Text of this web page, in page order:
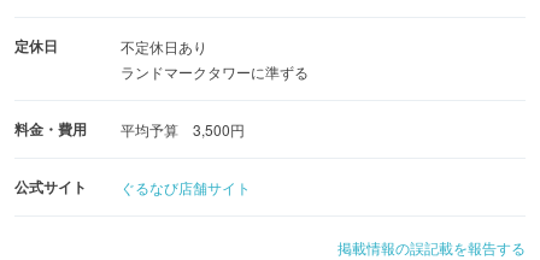
定休日
不定休日あり
ランドマークタワーに準ずる
料金・費用 平均予算 3,500円
公式サイト ぐるなび店舗サイト
掲載情報の誤記載を報告する